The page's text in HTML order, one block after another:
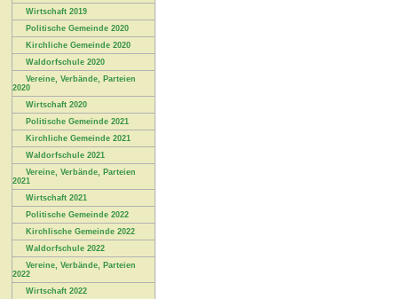
Wirtschaft 2019
Politische Gemeinde 2020
Kirchliche Gemeinde 2020
Waldorfschule 2020
Vereine, Verbände, Parteien
2020
Wirtschaft 2020
Politische Gemeinde 2021
Kirchliche Gemeinde 2021
Waldorfschule 2021
Vereine, Verbände, Parteien
2021
Wirtschaft 2021
Politische Gemeinde 2022
Kirchlische Gemeinde 2022
Waldorfschule 2022
Vereine, Verbände, Parteien
2022
Wirtschaft 2022